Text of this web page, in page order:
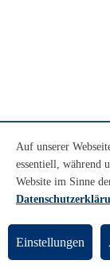
Auf unserer
essentiell, während
Website im Sinne
Einstellungen